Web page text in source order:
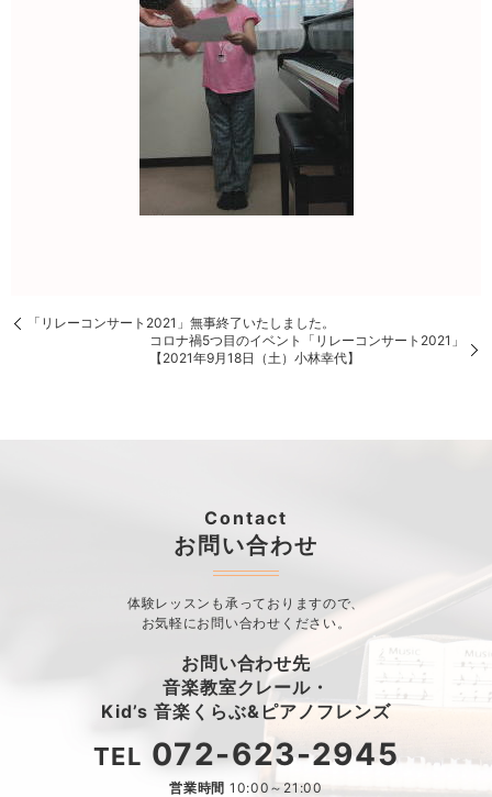
「リレーコンサート2021」無事終了いたしました。
コロナ禍5つ目のイベント「リレーコンサート2021」
【2021年9月18日（土）小林幸代】
Contact
お問い合わせ
体験レッスンも承っておりますので、
お気軽にお問い合わせください。
お問い合わせ先
音楽教室クレール・
Kid’s 音楽くらぶ&ピアノフレンズ
TEL 072-623-2945
営業時間 10:00～21:00